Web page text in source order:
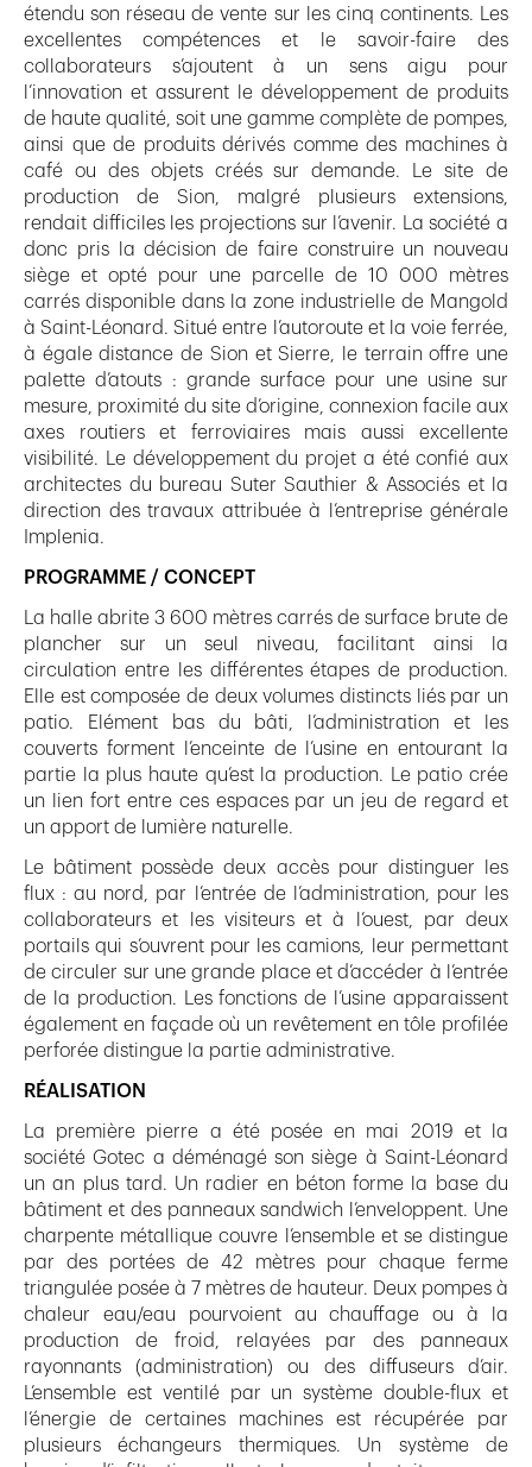
étendu son réseau de vente sur les cinq continents. Les
excellentes compétences et le savoir-faire des
collaborateurs s’ajoutent à un sens aigu pour
l’innovation et assurent le développement de produits
de haute qualité, soit une gamme complète de pompes,
ainsi que de produits dérivés comme des machines à
café ou des objets créés sur demande. Le site de
production de Sion, malgré plusieurs extensions,
rendait difficiles les projections sur l’avenir. La société a
donc pris la décision de faire construire un nouveau
siège et opté pour une parcelle de 10 000 mètres
carrés disponible dans la zone industrielle de Mangold
à Saint-Léonard. Situé entre l’autoroute et la voie ferrée,
à égale distance de Sion et Sierre, le terrain offre une
palette d’atouts : grande surface pour une usine sur
mesure, proximité du site d’origine, connexion facile aux
axes routiers et ferroviaires mais aussi excellente
visibilité. Le développement du projet a été confié aux
architectes du bureau Suter Sauthier & Associés et la
direction des travaux attribuée à l’entreprise générale
Implenia.
PROGRAMME / CONCEPT
La halle abrite 3 600 mètres carrés de surface brute de
plancher sur un seul niveau, facilitant ainsi la
circulation entre les différentes étapes de production.
Elle est composée de deux volumes distincts liés par un
patio. Elément bas du bâti, l’administration et les
couverts forment l’enceinte de l’usine en entourant la
partie la plus haute qu’est la production. Le patio crée
un lien fort entre ces espaces par un jeu de regard et
un apport de lumière naturelle.
Le bâtiment possède deux accès pour distinguer les
flux : au nord, par l’entrée de l’administration, pour les
collaborateurs et les visiteurs et à l’ouest, par deux
portails qui s’ouvrent pour les camions, leur permettant
de circuler sur une grande place et d’accéder à l’entrée
de la production. Les fonctions de l’usine apparaissent
également en façade où un revêtement en tôle profilée
perforée distingue la partie administrative.
RÉALISATION
La première pierre a été posée en mai 2019 et la
société Gotec a déménagé son siège à Saint-Léonard
un an plus tard. Un radier en béton forme la base du
bâtiment et des panneaux sandwich l’enveloppent. Une
charpente métallique couvre l’ensemble et se distingue
par des portées de 42 mètres pour chaque ferme
triangulée posée à 7 mètres de hauteur. Deux pompes à
chaleur eau/eau pourvoient au chauffage ou à la
production de froid, relayées par des panneaux
rayonnants (administration) ou des diffuseurs d’air.
L’ensemble est ventilé par un système double-flux et
l’énergie de certaines machines est récupérée par
plusieurs échangeurs thermiques. Un système de